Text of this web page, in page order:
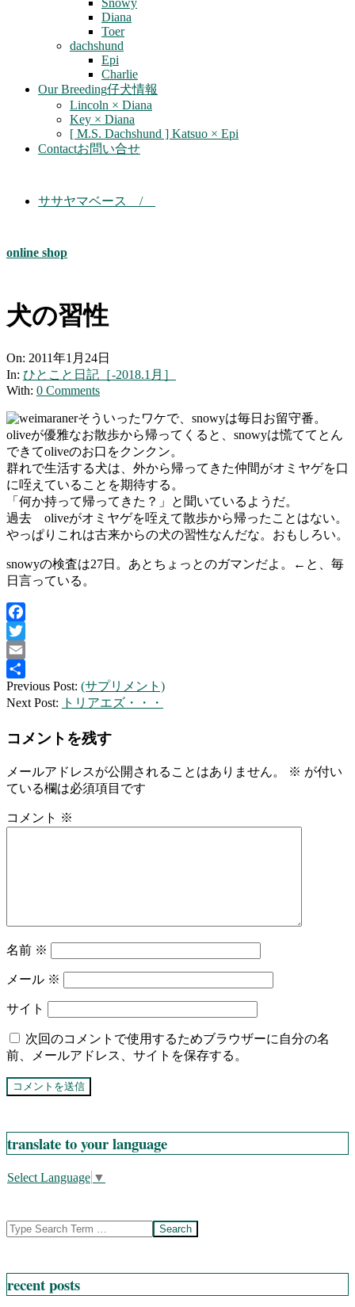
Snowy
Diana
Toer
dachshund
Epi
Charlie
Our Breeding仔犬情報
Lincoln × Diana
Key × Diana
[ M.S. Dachshund ] Katsuo × Epi
Contactお問い合せ
ササヤマベース /
online shop
犬の習性
On: 2011年1月24日
In: ひとこと日記［-2018.1月］
With: 0 Comments
そういったワケで、snowyは毎日お留守番。
oliveが優雅なお散歩から帰ってくると、snowyは慌ててとん
できてoliveのお口をクンクン。
群れで生活する犬は、外から帰ってきた仲間がオミヤゲを口
に咥えていることを期待する。
「何か持って帰ってきた？」と聞いているようだ。
過去 oliveがオミヤゲを咥えて散歩から帰ったことはない。
やっぱりこれは古来からの犬の習性なんだな。おもしろい。
snowyの検査は27日。あとちょっとのガマンだよ。←と、毎
日言っている。
Facebook
Twitter
Email
共
有
2011-
01-
Previous Post: (サプリメント)
Next Post:
トリアエズ・・・
コメントを残す
メールアドレスが公開されることはありません。 ※ が付い
ている欄は必須項目です
コメント ※
名前 ※
メール ※
サイト
次回のコメントで使用するためブラウザーに自分の名
前、メールアドレス、サイトを保存する。
translate to your language
Select Language ▼
Search
recent posts